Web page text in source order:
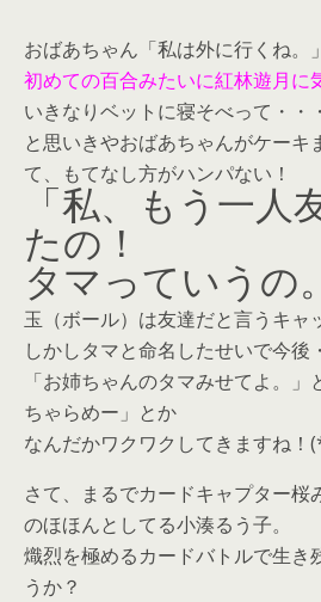
おばあちゃん「私は外に行くね。」
初めての百合みたいに紅林遊月に
いきなりベットに寝そべって・・
と思いきやおばあちゃんがケーキ
て、もてなし方がハンパない！
「私、もう一人
たの！
タマっていうの
玉（ボール）は友達だと言うキャ
しかしタマと命名したせいで今後
「お姉ちゃんのタマみせてよ。
ちゃらめー」とか
なんだかワクワクしてきますね！
さて、まるでカードキャプター桜
のほほんとしてる小湊るう子。
熾烈を極めるカードバトルで生き
うか？